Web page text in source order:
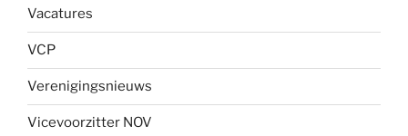
Vacatures
VCP
Verenigingsnieuws
Vicevoorzitter NOV